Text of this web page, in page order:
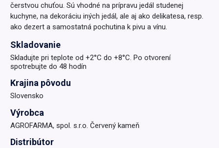
čerstvou chuťou. Sú vhodné na prípravu jedál studenej
kuchyne, na dekoráciu iných jedál, ale aj ako delikatesa, resp.
ako dezert a samostatná pochutina k pivu a vínu.
Skladovanie
Skladujte pri teplote od +2°C do +8°C. Po otvorení
spotrebujte do 48 hodín
Krajina pôvodu
Slovensko
Výrobca
AGROFARMA, spol. s.r.o. Červený kameň
Distribútor